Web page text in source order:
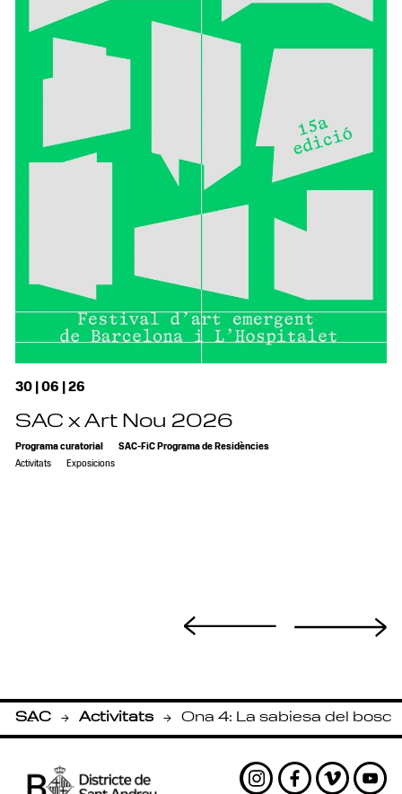
SAC
- Activitats
- Ona 4: La sabiesa del bosc
30 | 06 | 26
SAC x Art Nou 2026
Programa curatorial
SAC-FiC Programa de Residències
Activitats
Exposicions
Instagram
Facebook
Vimeo